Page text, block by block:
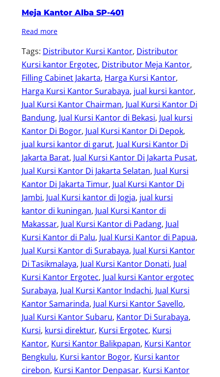
Meja Kantor Alba SP-401
Read more
Tags: Distributor Kursi Kantor, Distributor
Kursi kantor Ergotec, Distributor Meja Kantor
Filling Cabinet Jakarta, Harga Kursi Kantor
Harga Kursi Kantor Surabaya, jual kursi kantor
Jual Kursi Kantor Chairman, Jual Kursi Kantor Di
Bandung, Jual Kursi Kantor di Bekasi, Jual kursi
Kantor Di Bogor, Jual Kursi Kantor Di Depok
jual kursi kantor di garut, Jual Kursi Kantor Di
Jakarta Barat, Jual Kursi Kantor Di Jakarta Pusat
Jual Kursi Kantor Di Jakarta Selatan, Jual Kursi
Kantor Di Jakarta Timur, Jual Kursi Kantor Di
Jambi, Jual Kursi kantor di Jogja, jual kursi
kantor di kuningan, Jual Kursi Kantor di
Makassar, Jual Kursi Kantor di Padang, Jual
Kursi Kantor di Palu, Jual Kursi Kantor di Papua
Jual Kursi Kantor di Surabaya, Jual Kursi Kantor
Di Tasikmalaya, Jual Kursi Kantor Donati, Jual
Kursi Kantor Ergotec, Jual kursi Kantor ergotec
Surabaya, Jual Kursi Kantor Indachi, Jual Kursi
Kantor Samarinda, Jual Kursi Kantor Savello
Jual Kursi Kantor Subaru, Kantor Di Surabaya
Kursi, kursi direktur, Kursi Ergotec, Kursi
Kantor, Kursi Kantor Balikpapan, Kursi Kantor
Bengkulu, Kursi kantor Bogor, Kursi kantor
cirebon, Kursi Kantor Denpasar, Kursi Kantor